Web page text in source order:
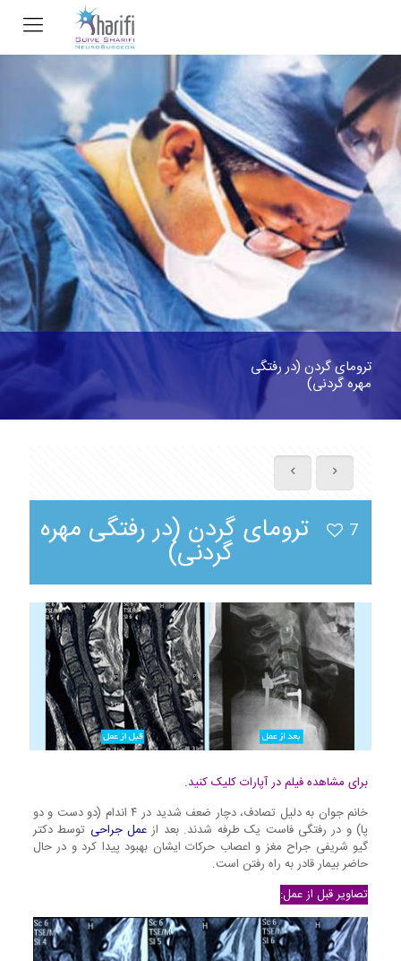
ترومای گردن (در رفتگی
مهره گردنی)
7 ترومای گردن (در رفتگی مهره
گردنی)
برای مشاهده فیلم در آپارات کلیک کنید.
خانم جوان به دلیل تصادف، دچار ضعف شدید در ۴ اندام (دو دست و دو
پا) و در رفتگی فاست یک طرفه شدند. بعد ازعمل جراحی توسط دکتر
گیو شریفی جراح مغز و اعصاب حرکات ایشان بهبود پیدا کرد و در حال
حاضر بیمار قادر به راه رفتن است.
تصاویر قبل از عمل: